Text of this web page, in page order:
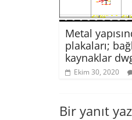
Metal
plakaları;
kaynaklar
Ekim 30, 2020
Bir yanıt